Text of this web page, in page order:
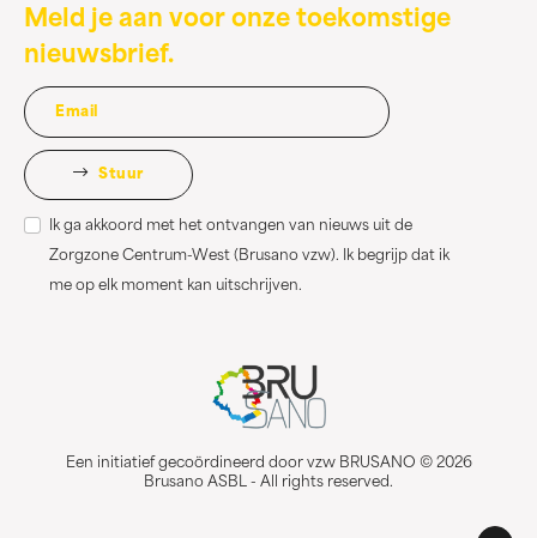
Meld je aan voor onze toekomstige
nieuwsbrief.
Stuur
Ik ga akkoord met het ontvangen van nieuws uit de
Zorgzone Centrum-West (Brusano vzw). Ik begrijp dat ik
me op elk moment kan uitschrijven.
Een initiatief gecoördineerd door vzw BRUSANO © 2026
Brusano ASBL - All rights reserved.